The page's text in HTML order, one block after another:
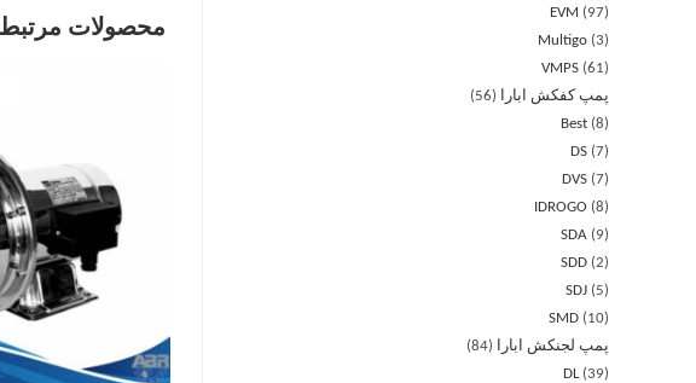
محصولات مرتبط
EVM
97
Multigo 3
VMPS 61
پمپ کفکش ابارا
56
Best 8
DS 7
DVS 7
IDROGO
8
SDA
9
SDD 2
SDJ
5
SMD
10
پمپ لجنکش ابارا
84
DL 39